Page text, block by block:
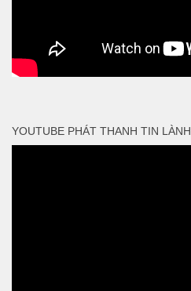
YOUTUBE PHÁT THANH TIN LÀNH